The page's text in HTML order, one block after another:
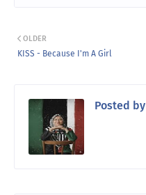
OLDER
KISS - Because I'm A Girl
Posted by